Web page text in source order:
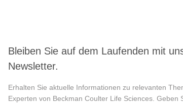
Bleiben Sie auf dem Laufenden mit
Newsletter.
Erhalten Sie aktuelle Informationen zu relevanten
Experten von Beckman Coulter Life Sciences. Geben